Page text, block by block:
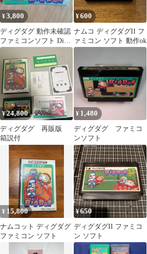
¥3,800
ディグダグ 動作未確認
ファミコンソフト Dig
Dug
¥600
ナムコ ディグダグII フ
ァミコン ソフト 動作ok
¥24,800
ディグダグ 再販版
箱説付
¥ 1,480
ディグダグ ファミコ
ンソフト
¥ 15,800
ナムコット ディグダグ
ファミコン ソフト
¥650
ディグダグII ファミコ
ン ソフト